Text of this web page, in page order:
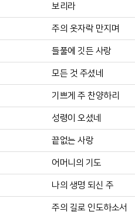
보리라
주의 옷자락 만지며
들풀에 깃든 사랑
모든 것 주셨네
기쁘게 주 찬양하리
성령이 오셨네
끝없는 사랑
어머니의 기도
나의 생명 되신 주
주의 길로 인도하소서